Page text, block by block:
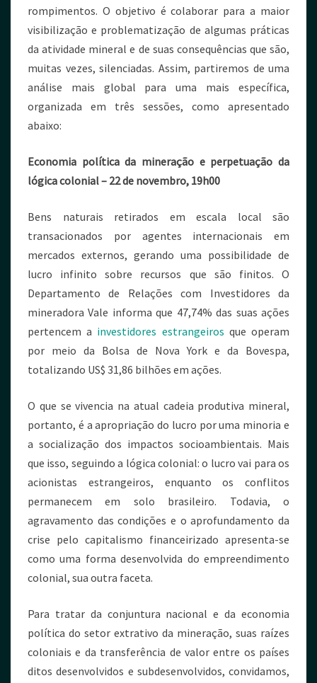
rompimentos. O objetivo é colaborar para a maior
visibilização e problematização de algumas práticas
da atividade mineral e de suas consequências que são,
muitas vezes, silenciadas. Assim, partiremos de uma
análise mais global para uma mais específica,
organizada em três sessões, como apresentado
abaixo:
Economia política da mineração e perpetuação da
lógica colonial – 22 de novembro, 19h00
Bens naturais retirados em escala local são
transacionados por agentes internacionais em
mercados externos, gerando uma possibilidade de
lucro infinito sobre recursos que são finitos. O
Departamento de Relações com Investidores da
mineradora Vale informa que 47,74% das suas ações
pertencem a investidores estrangeiros que operam
por meio da Bolsa de Nova York e da Bovespa,
totalizando US$ 31,86 bilhões em ações.
O que se vivencia na atual cadeia produtiva mineral,
portanto, é a apropriação do lucro por uma minoria e
a socialização dos impactos socioambientais. Mais
que isso, seguindo a lógica colonial: o lucro vai para os
acionistas estrangeiros, enquanto os conflitos
permanecem em solo brasileiro. Todavia, o
agravamento das condições e o aprofundamento da
crise pelo capitalismo financeirizado apresenta-se
como uma forma desenvolvida do empreendimento
colonial, sua outra faceta.
Para tratar da conjuntura nacional e da economia
política do setor extrativo da mineração, suas raízes
coloniais e da transferência de valor entre os países
ditos desenvolvidos e subdesenvolvidos, convidamos,